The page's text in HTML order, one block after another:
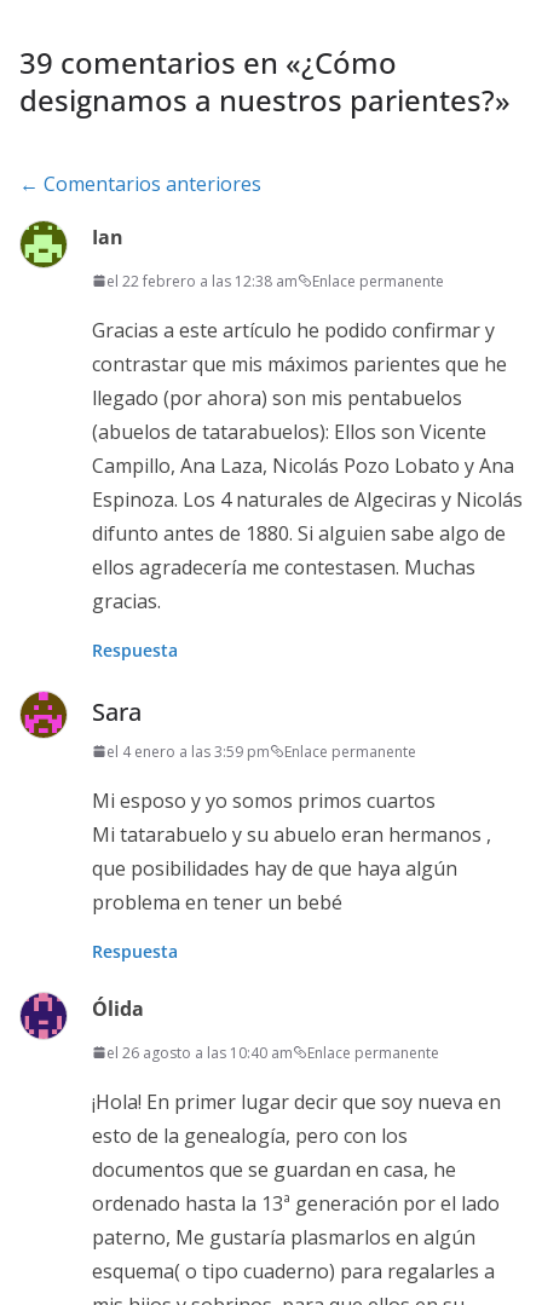
39 comentarios en «¿Cómo
designamos a nuestros parientes?»
Navegación
de
comentarios
← Comentarios anteriores
Ian
el 22 febrero a las 12:38 am Enlace permanente
Gracias a este artículo he podido confirmar y
contrastar que mis máximos parientes que he
llegado (por ahora) son mis pentabuelos
(abuelos de tatarabuelos): Ellos son Vicente
Campillo, Ana Laza, Nicolás Pozo Lobato y Ana
Espinoza. Los 4 naturales de Algeciras y Nicolás
difunto antes de 1880. Si alguien sabe algo de
ellos agradecería me contestasen. Muchas
gracias.
Respuesta
Sara
el 4 enero a las 3:59 pm Enlace permanente
Mi esposo y yo somos primos cuartos
Mi tatarabuelo y su abuelo eran hermanos ,
que posibilidades hay de que haya algún
problema en tener un bebé
Respuesta
Ólida
el 26 agosto a las 10:40 am Enlace permanente
¡Hola! En primer lugar decir que soy nueva en
esto de la genealogía, pero con los
documentos que se guardan en casa, he
ordenado hasta la 13ª generación por el lado
paterno, Me gustaría plasmarlos en algún
esquema( o tipo cuaderno) para regalarles a